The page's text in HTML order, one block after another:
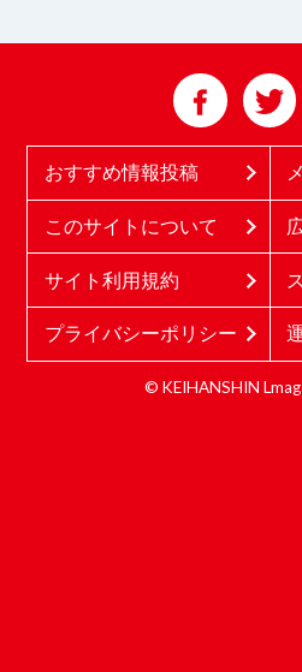
おすすめ情報投稿
このサイトについて
サイト利用規約
プライバシーポリシー
© KEIHANSHIN